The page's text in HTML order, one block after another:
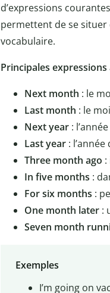
d’expressions
permettent de se
vocabulaire.
Principales expressions
Next month : le
Last month : le
Next year :
Last year :
Three month ago
In five months :
For six months :
One month later :
Seven month
Exemples
I’m going on